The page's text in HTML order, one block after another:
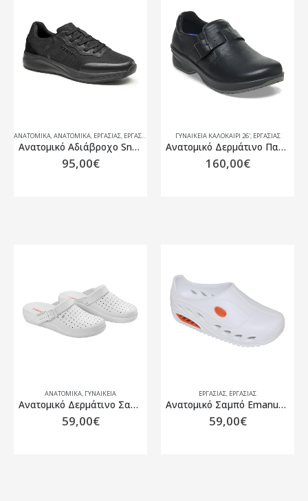
ΑΝΑΤΟΜΙΚΆ,ΑΝΑΤΟΜΙΚΆ, ΕΡΓΑΣΊΑΣ, ΕΡΓΑΣΊΑΣ
Ανατομικό Αδιάβροχο Sneaker Μαύρο Suecos
95,00€
ΓΥΝΑΙΚΕΊΑ ΚΑΛΟΚΑΊΡΙ 26', ΕΡΓΑΣΊΑΣ
Ανατομικό Δερμάτινο Παπούτσι Εργασίας Birkenstock Caris Pro
160,00€
ΑΝΑΤΟΜΙΚΆ, ΓΥΝΑΙΚΕΙΑ
Ανατομικό Δερμάτινο Σαμπώ Podoline Donna
59,00€
ΕΡΓΑΣΊΑΣ, ΕΡΓΑΣΊΑΣ
Ανατομικό Σαμπό Emanuele AWP
59,00€